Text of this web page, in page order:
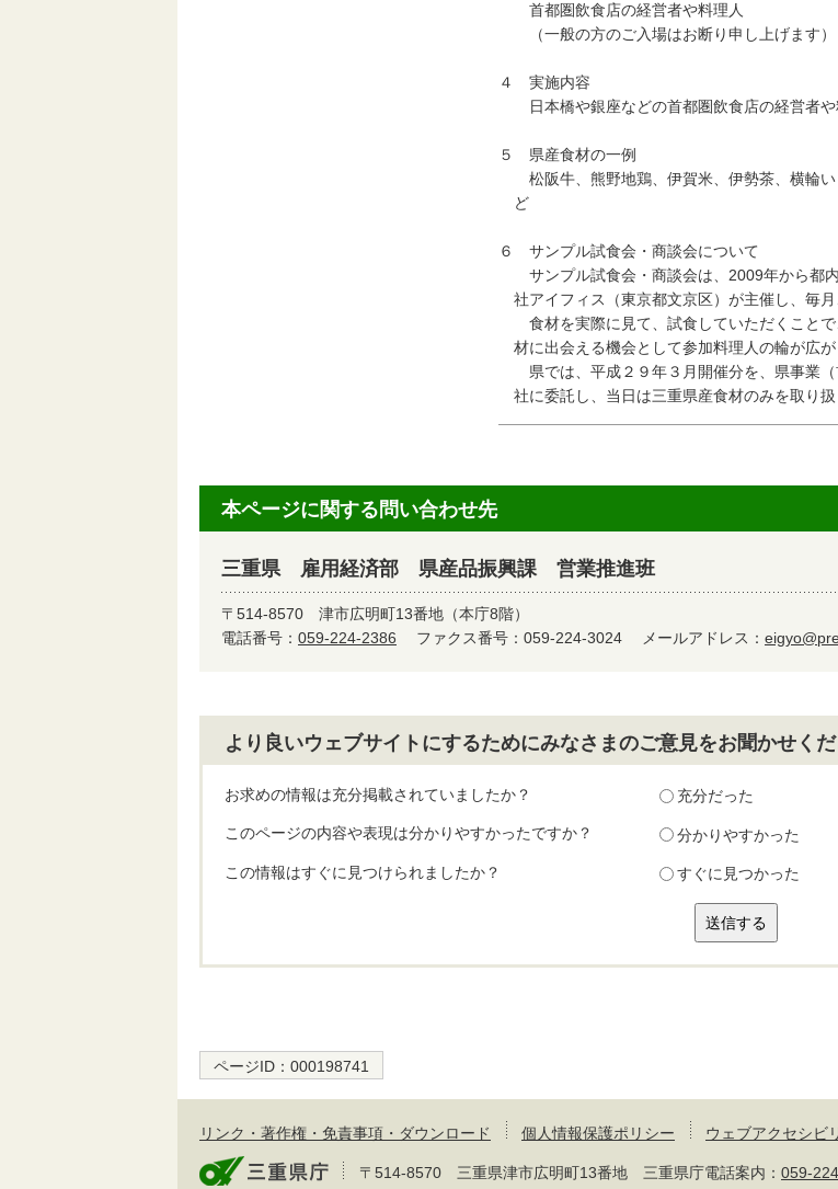
首都圏飲食店の経営者や料理人
（一般の方のご入場はお断り申し上げます）
４ 実施内容
日本橋や銀座などの首都圏飲食店の経営者や
５ 県産食材の一例
松阪牛、熊野地鶏、伊賀米、伊勢茶、横輪い
ど
６ サンプル試食会・商談会について
サンプル試食会・商談会は、2009年から都内
社アイフィス（東京都文京区）が主催し、毎月
食材を実際に見て、試食していただくことで
材に出会える機会として参加料理人の輪が広が
県では、平成２９年３月開催分を、県事業（
社に委託し、当日は三重県産食材のみを取り扱
本ページに関する問い合わせ先
三重県 雇用経済部 県産品振興課 営業推進班
〒514-8570 津市広明町13番地（本庁8階）
電話番号： 059-224-2386 ファクス番号：059-224-3024 メールアドレス：
より良いウェブサイトにするためにみなさまのご意見をお聞かせく
お求めの情報は充分掲載されていましたか？ 充分だった
このページの内容や表現は分かりやすかったですか？ 分かりやすかった
この情報はすぐに見つけられましたか？ すぐに見つかった
ページID： 000198741
リンク・著作権・免責事項・ダウンロード 個人情報保護ポリシー ウェブアクセシビ
〒514-8570 三重県津市広明町13番地 三重県庁電話案内： 059-